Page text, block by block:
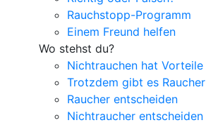
Rauchstopp-Programm
Einem Freund helfen
Wo stehst du?
Nichtrauchen hat Vorteile
Trotzdem gibt es Raucher
Raucher entscheiden
Nichtraucher entscheiden